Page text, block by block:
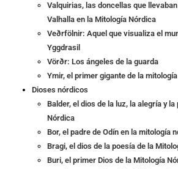
Valquirias, las doncellas que
Valhalla en la Mitología Nórdica
Veðrfölnir: Aquel que visualiza el
Yggdrasil
Vörðr: Los ángeles de la guarda
Ymir, el primer gigante de la
Dioses nórdicos
Balder, el dios de la luz, la alegría y
Nórdica
Bor, el padre de Odín en la mitología
Bragi, el dios de la poesía de la
Buri, el primer Dios de la Mitología